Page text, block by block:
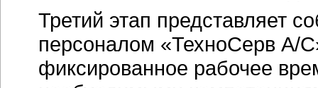
Третий этап представляет
персоналом «ТехноСерв А/
фиксированное рабочее